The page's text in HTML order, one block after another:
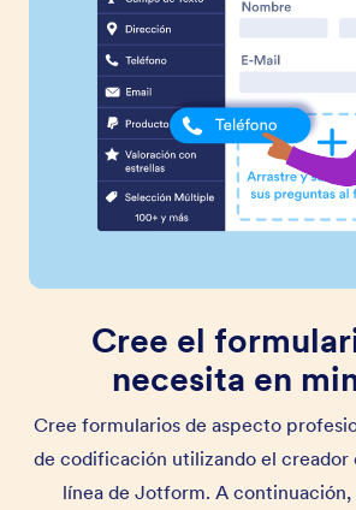
Cree el
necesita en
Cree formularios de aspecto
de codificación utilizando el creador
línea de Jotform. A